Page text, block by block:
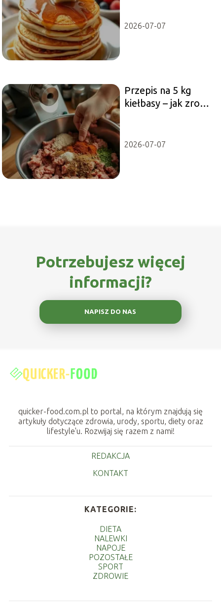
2026-07-07
Przepis na 5 kg
kiełbasy – jak zrobić
2026-07-07
Potrzebujesz więcej
informacji?
NAPISZ DO NAS
quicker-food.com.pl to portal, na którym znajdują się
artykuły dotyczące zdrowia, urody, sportu, diety oraz
lifestyle'u. Rozwijaj się razem z nami!
REDAKCJA
KONTAKT
KATEGORIE:
DIETA
NALEWKI
NAPOJE
POZOSTAŁE
SPORT
ZDROWIE